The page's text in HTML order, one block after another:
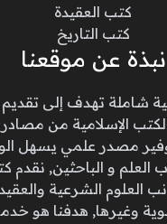
كتب العقيدة
كتب التاريخ
نبذة عن موقعنا
شاملة تهدف إلى
الإسلامية من
مصدر علمي يسهل
العلم و الباحثين, نقدم
العلوم الشرعية
وغيرها, هدفنا هو